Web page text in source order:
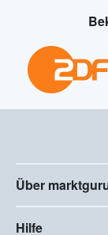
Über
Hilfe